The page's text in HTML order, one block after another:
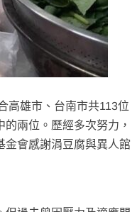
高雄市、台南市共113位
兩位。歷經多次努力，
金會感謝涓豆腐與異人館